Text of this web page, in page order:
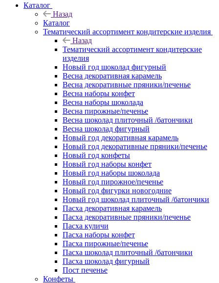
Каталог
Назад
Каталог
Тематический ассортимент кондитерские изделия
Назад
Тематический ассортимент кондитерские
изделия
Новый год шоколад фигурный
Весна декоративная карамель
Весна декоративные пряники/печенье
Весна наборы конфет
Весна наборы шоколада
Весна пирожные/печенье
Весна шоколад плиточный /батончики
Весна шоколад фигурный
Новый год декоративная карамель
Новый год декоративные пряники/печенье
Новый год конфеты
Новый год наборы конфет
Новый год наборы шоколада
Новый год пирожное/печенье
Новый год фигурки новогодние
Новый год шоколад плиточный /батончики
Пасха декоративная карамель
Пасха декоративные пряники/печенье
Пасха куличи
Пасха наборы конфет
Пасха пирожные/печенье
Пасха шоколад плиточный /батончики
Пасха шоколад фигурный
Пост печенье
Конфеты